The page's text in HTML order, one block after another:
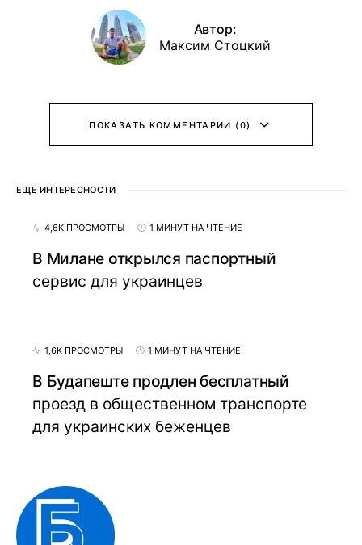
Автор:
Максим Стоцкий
ПОКАЗАТЬ КОММЕНТАРИИ (0)
ЕЩЕ ИНТЕРЕСНОСТИ
4,6K ПРОСМОТРЫ 1 МИНУТ НА ЧТЕНИЕ
В Милане открылся паспортный
сервис для украинцев
1,6K ПРОСМОТРЫ 1 МИНУТ НА ЧТЕНИЕ
В Будапеште продлен бесплатный
проезд в общественном транспорте
для украинских беженцев